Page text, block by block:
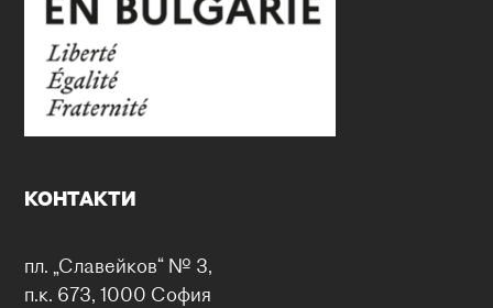
КОНТАКТИ
пл. „Славейков“ № 3,
п.к. 673, 1000 София